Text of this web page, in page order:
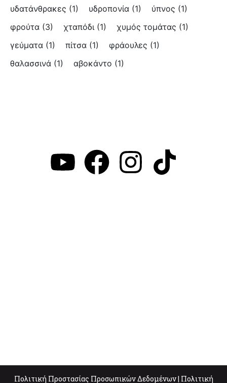
υδατάνθρακες (1) υδροπονία (1) ύπνος (1)
φρούτα (3) χταπόδι (1) χυμός τομάτας (1)
γεύματα (1) πίτσα (1) φράουλες (1)
θαλασσινά (1) αβοκάντο (1)
Πολιτική Προστασίας Προσωπικών Δεδομένων| Πολιτική